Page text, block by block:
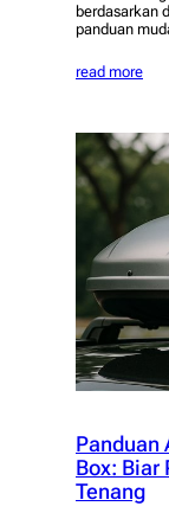
berdasarkan
panduan
read more
Panduan
Box: Biar
Tenang